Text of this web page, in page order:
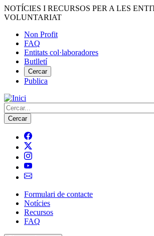
Vés
al
NOTÍCIES I RECURSOS PER A LES
VOLUNTARIAT
Menú
del
compte
d'usuari
Non Profit
FAQ
Entitats col·laboradores
Butlletí
Cercar
Publica
Cerca
Navegació
principal
Formulari de contacte
Notícies
Recursos
FAQ